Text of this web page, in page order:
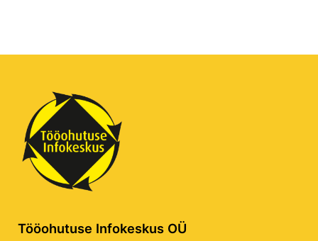
Tööohutuse Infokeskus OÜ